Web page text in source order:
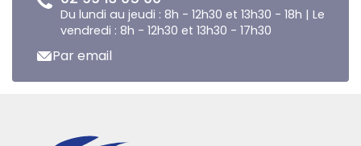
Du lundi au jeudi : 8h - 12h30 et 13h30 - 18h | Le
vendredi : 8h - 12h30 et 13h30 - 17h30
Par email